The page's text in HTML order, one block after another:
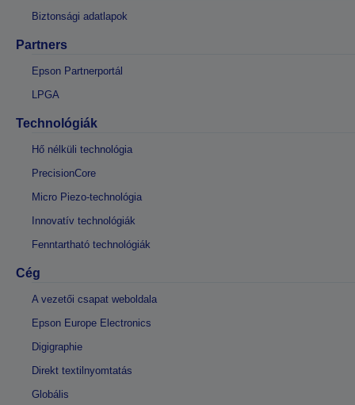
Biztonsági adatlapok
Partners
Epson Partnerportál
LPGA
Technológiák
Hő nélküli technológia
PrecisionCore
Micro Piezo-technológia
Innovatív technológiák
Fenntartható technológiák
Cég
A vezetői csapat weboldala
Epson Europe Electronics
Digigraphie
Direkt textilnyomtatás
Globális